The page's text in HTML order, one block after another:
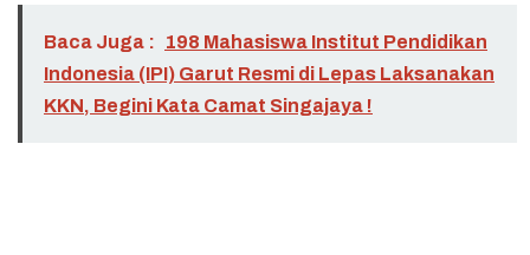
Baca Juga :
198 Mahasiswa Institut Pendidikan
Indonesia (IPI) Garut Resmi di Lepas Laksanakan
KKN, Begini Kata Camat Singajaya !